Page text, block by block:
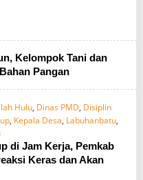
Kelompok Tani dan
Pangan
Hulu, Dinas PMD, Disiplin
, Kepala Desa, Labuhanbatu,
di Jam Kerja, Pemkab
Keras dan Akan